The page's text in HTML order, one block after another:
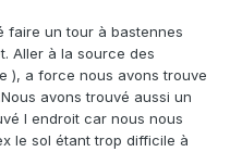
faire un tour à bastennes
Aller à la source des
), a force nous avons trouve
avons trouvé aussi un
l endroit car nous nous
le sol étant trop difficile à